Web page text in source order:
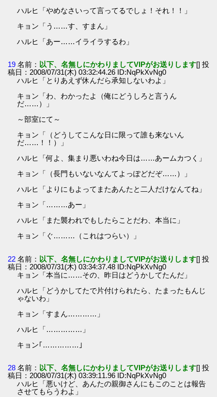
ハルヒ「やめなさいって言ってるでしょ！それ！！」
キョン「う……す、すまん」
ハルヒ「あー……イライラするわ」
19 名前： 以下、名無しにかわりましてVIPがお送りします[] 投
稿日：2008/07/31(木) 03:32:44.26 ID:NqPkXvNg0
ハルヒ「とりあえず休んだら承知しないわよ」
キョン「わ、わかったよ（俺にどうしろと言うん
だ……）」
～部室にて～
キョン「（どうしてこんな日に限って誰も来ないん
だ……！！）」
ハルヒ「何よ、集まり悪いわね今日は……あームカつく」
キョン「（長門もいないなんてよっぽどだぞ……）」
ハルヒ「よりにもよってまたあんたと二人だけなんてね」
キョン「………あー」
ハルヒ「また襲われでもしたらことだわ、本当に」
キョン「ぐ………（これはつらい）」
22 名前： 以下、名無しにかわりましてVIPがお送りします[] 投
稿日：2008/07/31(木) 03:34:37.48 ID:NqPkXvNg0
キョン「本当に……その、昨日はどうかしてたんだ」
ハルヒ「どうかしてたで片付けられたら、たまったもんじ
ゃないわ」
キョン「すまん…………」
ハルヒ「……………」
キョン｢……………｣
28 名前： 以下、名無しにかわりましてVIPがお送りします[] 投
稿日：2008/07/31(木) 03:39:11.96 ID:NqPkXvNg0
ハルヒ「悪いけど、あんたの親御さんにもこのことは報告
させてもらうわよ」